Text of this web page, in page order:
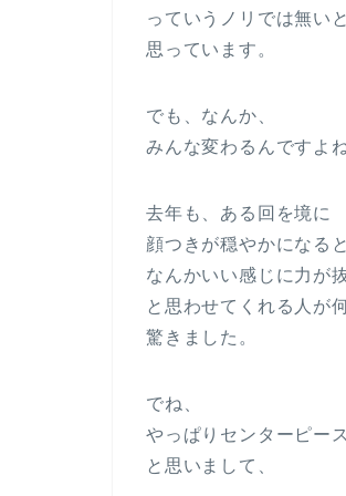
っていうノリでは無いと
思っています。
でも、なんか、
みんな変わるんですよね
去年も、ある回を境に
顔つきが穏やかになる
なんかいい感じに力が
と思わせてくれる人が
驚きました。
でね、
やっぱりセンターピー
と思いまして、